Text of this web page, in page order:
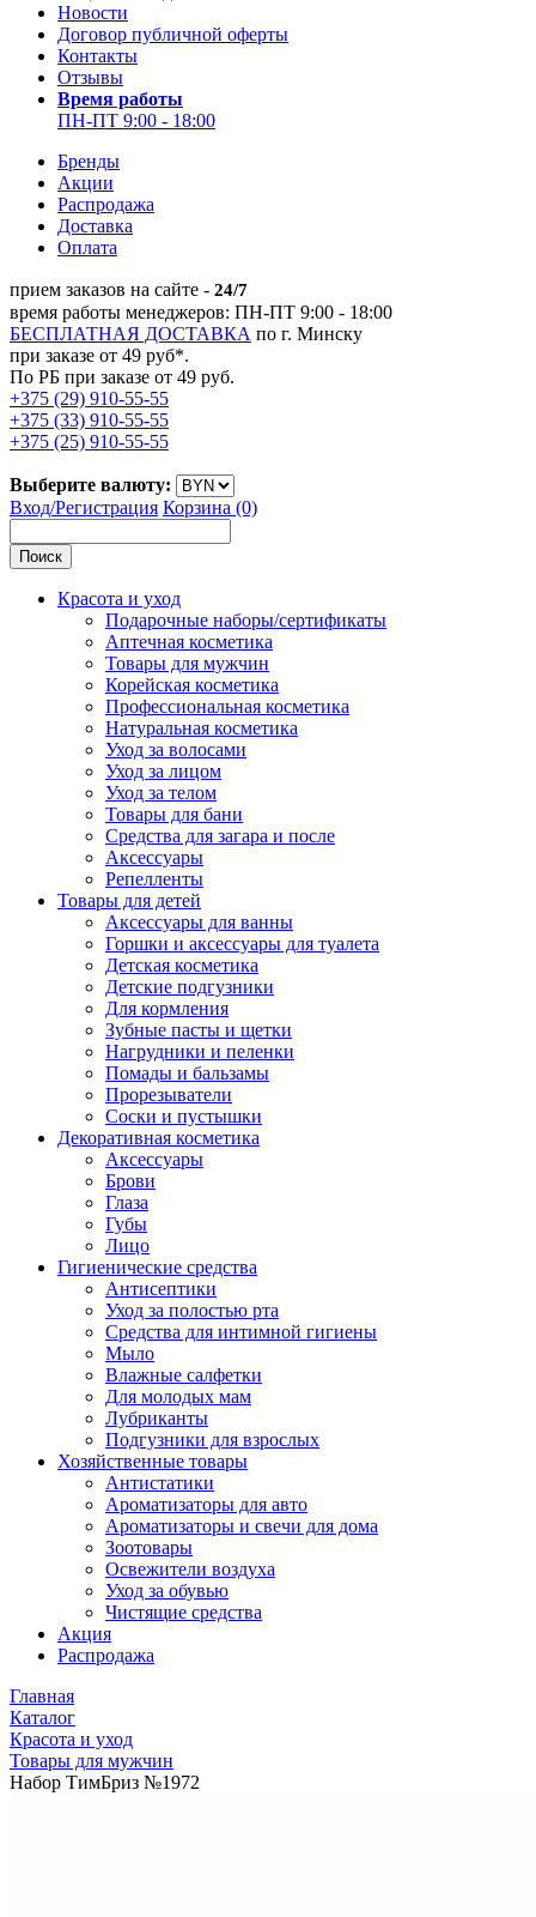
Новости
Договор публичной оферты
Контакты
Отзывы
Время работы
ПН-ПТ 9:00 - 18:00
Бренды
Акции
Распродажа
Доставка
Оплата
прием заказов на сайте - 24/7
время работы менеджеров: ПН-ПТ 9:00 - 18:00
БЕСПЛАТНАЯ ДОСТАВКА по г. Минску
при заказе от 49 руб*.
По РБ при заказе от 49 руб.
+375 (29) 910-55-55
+375 (33) 910-55-55
+375 (25) 910-55-55
Выберите валюту:
Вход/Регистрация Корзина (0)
Поиск
Красота и уход
Подарочные наборы/сертификаты
Аптечная косметика
Товары для мужчин
Корейская косметика
Профессиональная косметика
Натуральная косметика
Уход за волосами
Уход за лицом
Уход за телом
Товары для бани
Средства для загара и после
Аксессуары
Репелленты
Товары для детей
Аксессуары для ванны
Горшки и аксессуары для туалета
Детская косметика
Детские подгузники
Для кормления
Зубные пасты и щетки
Нагрудники и пеленки
Помады и бальзамы
Прорезыватели
Соски и пустышки
Декоративная косметика
Аксессуары
Брови
Глаза
Губы
Лицо
Гигиенические средства
Антисептики
Уход за полостью рта
Средства для интимной гигиены
Мыло
Влажные салфетки
Для молодых мам
Лубриканты
Подгузники для взрослых
Хозяйственные товары
Антистатики
Ароматизаторы для авто
Ароматизаторы и свечи для дома
Зоотовары
Освежители воздуха
Уход за обувью
Чистящие средства
Акция
Распродажа
Главная
Каталог
Красота и уход
Товары для мужчин
Набор ТимБриз №1972